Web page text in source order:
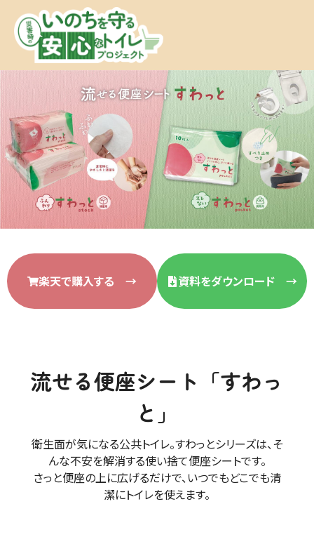
楽天で購入する → 資料をダウンロード →
流せる便座シート「すわっ
と」
衛生面が気になる公共トイレ。すわっとシリーズは、そ
んな不安を解消する使い捨て便座シートです。
さっと便座の上に広げるだけで、いつでもどこでも清
潔にトイレを使えます。